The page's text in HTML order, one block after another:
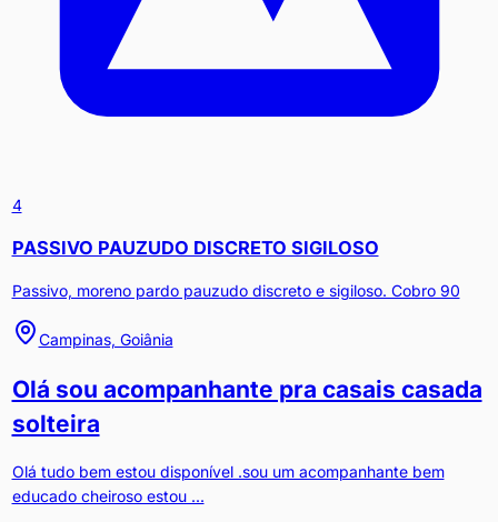
4
PASSIVO PAUZUDO DISCRETO SIGILOSO
Passivo, moreno pardo pauzudo discreto e sigiloso. Cobro 90
Campinas, Goiânia
Olá sou acompanhante pra casais casada
solteira
Olá tudo bem estou disponível .sou um acompanhante bem
educado cheiroso estou ...